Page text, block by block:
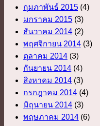
กุมภาพันธ์ 2015 (4)
มกราคม 2015 (3)
ธันวาคม 2014 (2)
พฤศจิกายน 2014 (3)
ตุลาคม 2014 (3)
กันยายน 2014 (4)
สิงหาคม 2014 (3)
กรกฎาคม 2014 (4)
มิถุนายน 2014 (3)
พฤษภาคม 2014 (6)